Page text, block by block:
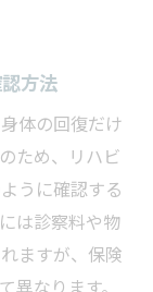
方法
体の回復だけ
ため、リハビ
うに確認する
は診察料や物
ますが、保険